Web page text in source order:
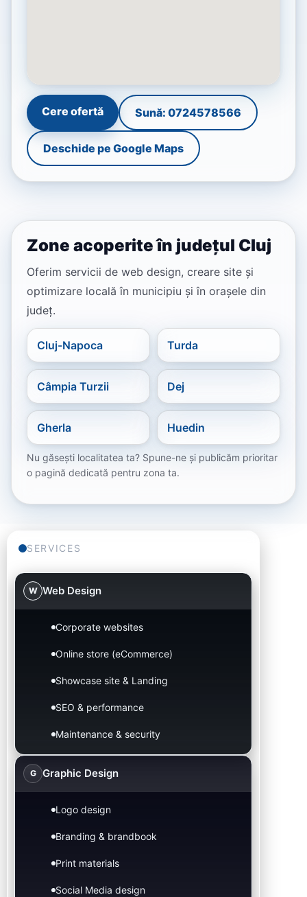
Cere ofertă Sună: 0724578566
Deschide pe Google Maps
Zone acoperite în județul Cluj
Oferim servicii de web design, creare site și
optimizare locală în municipiu și în orașele din
județ.
Cluj-Napoca Turda
Câmpia Turzii Dej
Gherla Huedin
Nu găsești localitatea ta? Spune-ne și publicăm prioritar
o pagină dedicată pentru zona ta.
SERVICES
W Web Design
Corporate websites
Online store (eCommerce)
Showcase site & Landing
SEO & performance
Maintenance & security
G Graphic Design
Logo design
Branding & brandbook
Print materials
Social Media design